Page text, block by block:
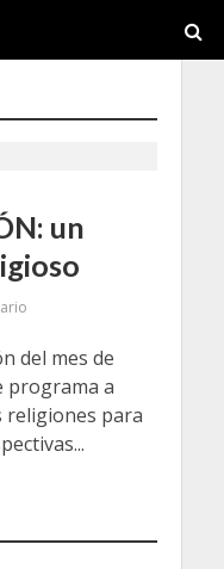
un
del mes de
programa a
religiones para